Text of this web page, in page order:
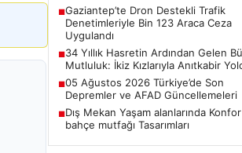
■Gaziantep’te Dron Destekli Trafik
Denetimleriyle Bin 123 Araca Ceza
Uygulandı
■34 Yıllık Hasretin Ardından Gelen
Mutluluk: İkiz Kızlarıyla Anıtkabir
■05 Ağustos 2026 Türkiye’de Son
Depremler ve AFAD Güncellemeleri
■Dış Mekan Yaşam alanlarında
bahçe mutfağı Tasarımları